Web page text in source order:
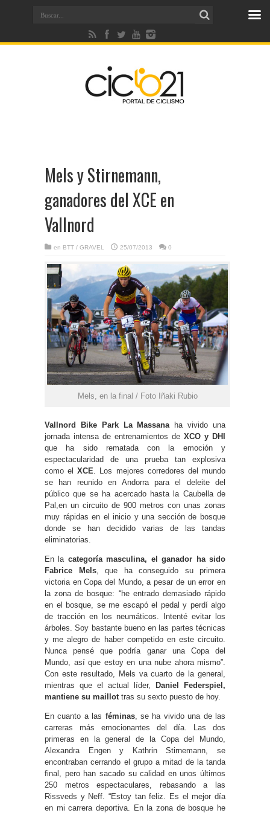
Mels y Stirnemann,
ganadores del XCE en
Vallnord
en BTT / GRAVEL 25/07/2013 0
Mels, en la final / Foto Iñaki Rubio
Vallnord Bike Park La Massana ha vivido una
jornada intensa de entrenamientos de XCO y DHI
que ha sido rematada con la emoción y
espectacularidad de una prueba tan explosiva
como elXCE . Los mejores corredores del mundo
se han reunido en Andorra para el deleite del
público que se ha acercado hasta la Caubella de
Pal,en un circuito de 900 metros con unas zonas
muy rápidas en el inicio y una sección de bosque
donde se han decidido varias de las tandas
eliminatorias.
En la categoría masculina, el ganador ha sido
Fabrice Mels, que ha conseguido su primera
victoria en Copa del Mundo, a pesar de un error en
la zona de bosque: “he entrado demasiado rápido
en el bosque, se me escapó el pedal y perdí algo
de tracción en los neumáticos. Intenté evitar los
árboles. Soy bastante bueno en las partes técnicas
y me alegro de haber competido en este circuito.
Nunca pensé que podría ganar una Copa del
Mundo, así que estoy en una nube ahora mismo”.
Con este resultado, Mels va cuarto de la general,
mientras que el actual líder,
Daniel Federspiel,
mantiene su maillot tras su sexto puesto de hoy.
En cuanto a las féminas, se ha vivido una de las
carreras más emocionantes del día. Las dos
primeras en la general de la Copa del Mundo,
Alexandra Engen y Kathrin Stirnemann, se
encontraban cerrando el grupo a mitad de la tanda
final, pero han sacado su calidad en unos últimos
250 metros espectaculares, rebasando a las
Rissveds y Neff. “Estoy tan feliz. Es el mejor día
en mi carrera deportiva. En la zona de bosque he